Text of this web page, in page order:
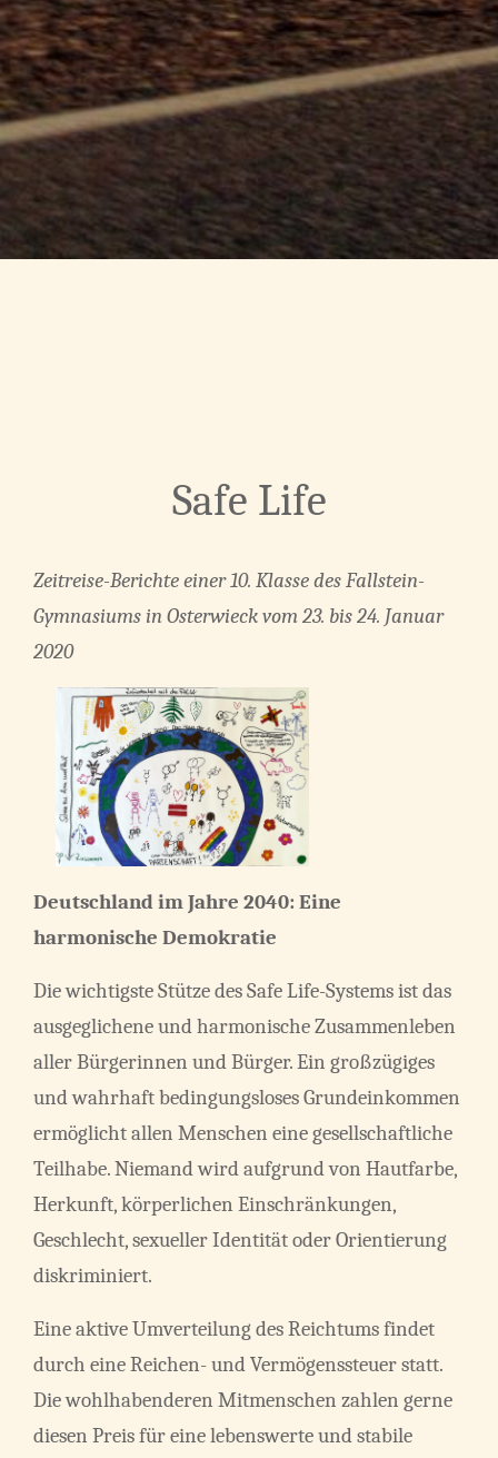
Safe Life
Zeitreise-Berichte einer 10. Klasse des Fallstein-
Gymnasiums in Osterwieck vom 23. bis 24. Januar
2020
Deutschland im Jahre 2040: Eine
harmonische Demokratie
Die wichtigste Stütze des Safe Life-Systems ist das
ausgeglichene und harmonische Zusammenleben
aller Bürgerinnen und Bürger. Ein großzügiges
und wahrhaft bedingungsloses Grundeinkommen
ermöglicht allen Menschen eine gesellschaftliche
Teilhabe. Niemand wird aufgrund von Hautfarbe,
Herkunft, körperlichen Einschränkungen,
Geschlecht, sexueller Identität oder Orientierung
diskriminiert.
Eine aktive Umverteilung des Reichtums findet
durch eine Reichen- und Vermögenssteuer statt.
Die wohlhabenderen Mitmenschen zahlen gerne
diesen Preis für eine lebenswerte und stabile